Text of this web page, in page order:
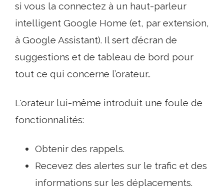
si vous la connectez à un haut-parleur
intelligent Google Home (et, par extension,
à Google Assistant). Il sert d’écran de
suggestions et de tableau de bord pour
tout ce qui concerne l’orateur..
L'orateur lui-même introduit une foule de
fonctionnalités:
Obtenir des rappels.
Recevez des alertes sur le trafic et des
informations sur les déplacements.